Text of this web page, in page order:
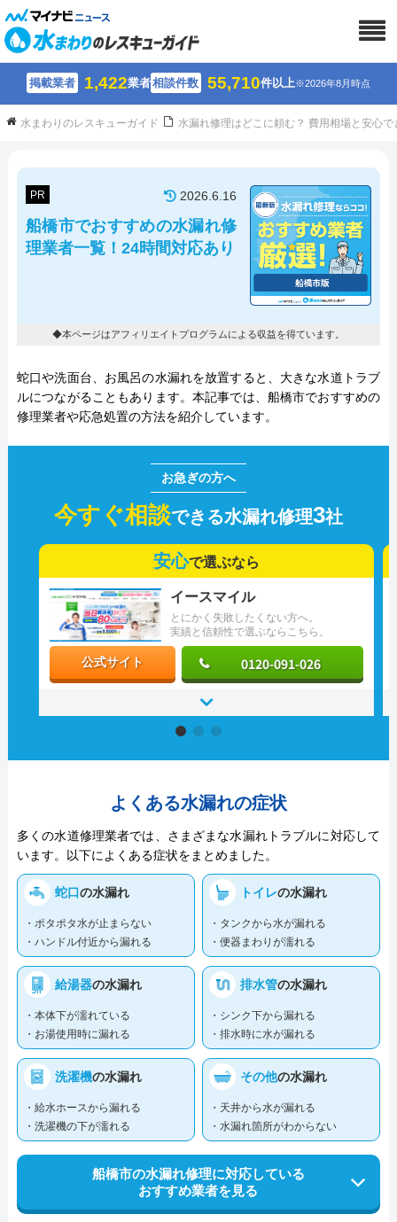
掲載業者 1,422業者相談件数 55,710件以上※2026年8月時点
水まわりのレスキューガイド 水漏れ修理はどこに頼む？ 費用相場と安心で
PR 2026.6.16
船橋市でおすすめの水漏れ修
理業者一覧！24時間対応あり
◆本ページはアフィリエイトプログラムによる収益を得ています。
蛇口や洗面台、お風呂の水漏れを放置すると、大きな水道トラブ
ルにつながることもあります。本記事では、船橋市でおすすめの
修理業者や応急処置の方法を紹介しています。
今すぐ相談できる水漏れ修理3社
安心で選ぶなら
とにかく失敗したくない方へ。
実績と信頼性で選ぶならこちら。
イースマイル
公式サイト 0120-091-026
よくある水漏れの症状
多くの水道修理業者では、さまざまな水漏れトラブルに対応して
います。以下によくある症状をまとめました。
蛇口の水漏れ
・ポタポタ水が止まらない
・ハンドル付近から漏れる
トイレの水漏れ
・タンクから水が漏れる
・便器まわりが濡れる
給湯器の水漏れ
・本体下が濡れている
・お湯使用時に漏れる
排水管の水漏れ
・シンク下から漏れる
・排水時に水が漏れる
洗濯機の水漏れ
・給水ホースから漏れる
・洗濯機の下が濡れる
その他の水漏れ
・天井から水が漏れる
・水漏れ箇所がわからない
船橋市の水漏れ修理に対応している
おすすめ業者を見る